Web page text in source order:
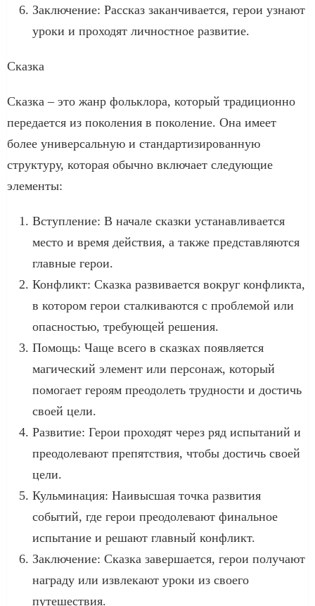
Заключение: Рассказ заканчивается, герои узнают
уроки и проходят личностное развитие.
Сказка
Сказка – это жанр фольклора, который традиционно
передается из поколения в поколение. Она имеет
более универсальную и стандартизированную
структуру, которая обычно включает следующие
элементы:
Вступление: В начале сказки устанавливается
место и время действия, а также представляются
главные герои.
Конфликт: Сказка развивается вокруг конфликта,
в котором герои сталкиваются с проблемой или
опасностью, требующей решения.
Помощь: Чаще всего в сказках появляется
магический элемент или персонаж, который
помогает героям преодолеть трудности и достичь
своей цели.
Развитие: Герои проходят через ряд испытаний и
преодолевают препятствия, чтобы достичь своей
цели.
Кульминация: Наивысшая точка развития
событий, где герои преодолевают финальное
испытание и решают главный конфликт.
Заключение: Сказка завершается, герои получают
награду или извлекают уроки из своего
путешествия.